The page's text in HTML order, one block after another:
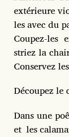
extérieure
les avec du
Coupez-les
striez la
Conservez
Découpez le
Dans une
et les